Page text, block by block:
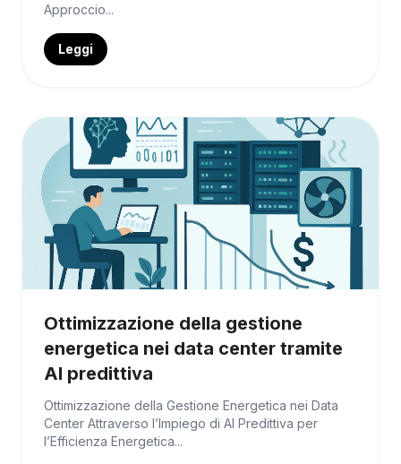
Approccio...
Leggi
Ottimizzazione della gestione
energetica nei data center tramite
AI predittiva
Ottimizzazione della Gestione Energetica nei Data
Center Attraverso l’Impiego di AI Predittiva per
l’Efficienza Energetica...